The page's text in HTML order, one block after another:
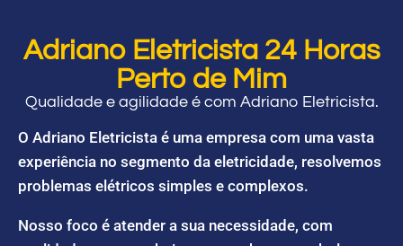
Adriano Eletricista 24 Horas
Perto de Mim
Qualidade e agilidade é com Adriano Eletricista.
O Adriano Eletricista é uma empresa com uma vasta
experiência no segmento da eletricidade, resolvemos
problemas elétricos simples e complexos.
Nosso foco é atender a sua necessidade, com